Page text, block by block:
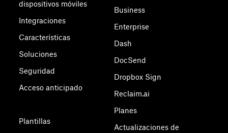
dispositivos móviles
Integraciones
Características
Soluciones
Seguridad
Acceso anticipado
Plantillas
Business
Enterprise
Dash
DocSend
Dropbox Sign
Reclaim.ai
Planes
Actualizaciones de